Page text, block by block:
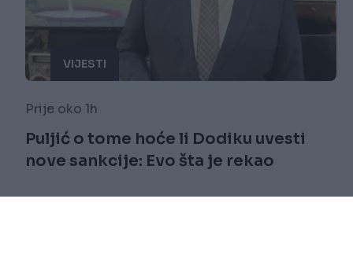
VIJESTI
Prije oko 1h
Puljić o tome hoće li Dodiku uvesti
nove sankcije: Evo šta je rekao